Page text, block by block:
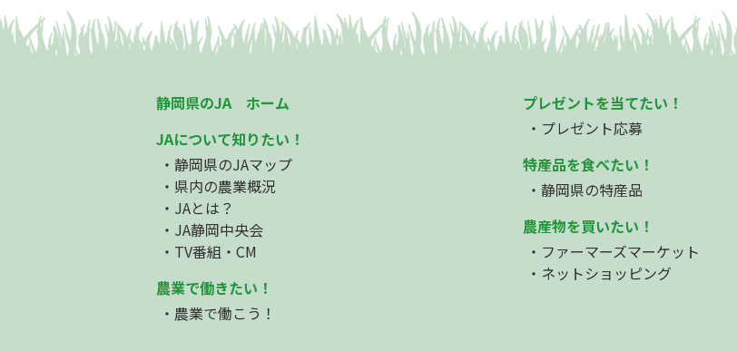
静岡県のJA ホーム
JAについて知りたい！
静岡県のJAマップ
県内の農業概況
JAとは？
JA静岡中央会
TV番組・CM
農業で働きたい！
農業で働こう！
プレゼントを当てたい！
プレゼント応募
特産品を食べたい！
静岡県の特産品
農産物を買いたい！
ファーマーズマーケット
ネットショッピング